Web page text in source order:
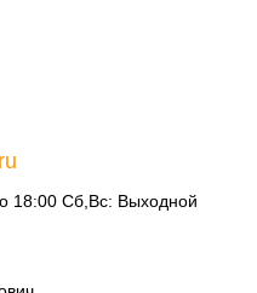
18:00 Сб,Вс: Выходной